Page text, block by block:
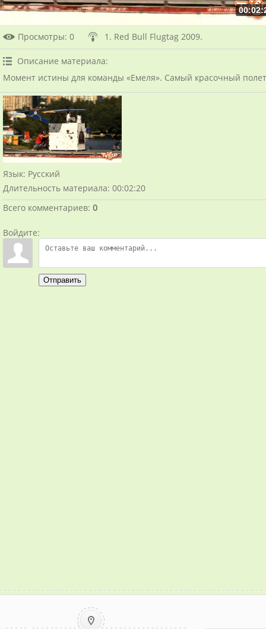
Просмотры: 0 1. Red Bull Flugtag 2009.
Описание материала:
Момент истины для команды «Емеля». Самый красочный
Язык: Русский
Длительность материала: 00:02:20
Всего комментариев: 0
Войдите:
Отправить